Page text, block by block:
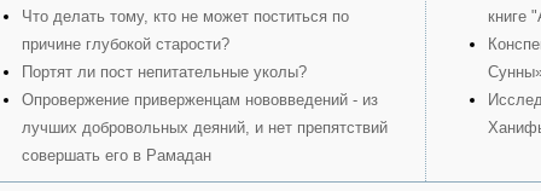
Что делать тому, кто не может поститься по
причине глубокой старости?
Портят ли пост непитательные уколы?
Опровержение приверженцам нововведений - из
лучших добровольных деяний, и нет препятствий
совершать его в Рамадан
книге